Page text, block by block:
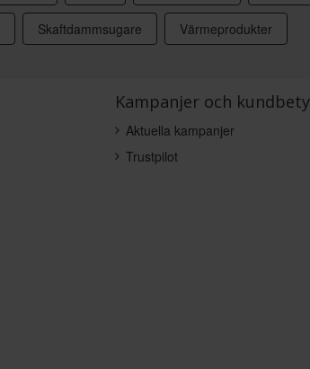
Skaftdammsugare Värmeprodukter
Kampanjer och
Aktuella kampanjer
Trustpilot